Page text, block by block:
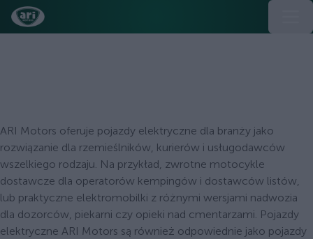
ARI Motors oferuje pojazdy elektryczne dla branży jako
rozwiązanie dla rzemieślników, kurierów i usługodawców
wszelkiego rodzaju. Na przykład, zwrotne motocykle
dostawcze dla operatorów kempingów i dostawców listów,
lub praktyczne elektromobilki z różnymi wersjami nadwozia
dla dozorców, piekarni czy opieki nad cmentarzami. Pojazdy
elektryczne ARI Motors są również odpowiednie jako pojazdy